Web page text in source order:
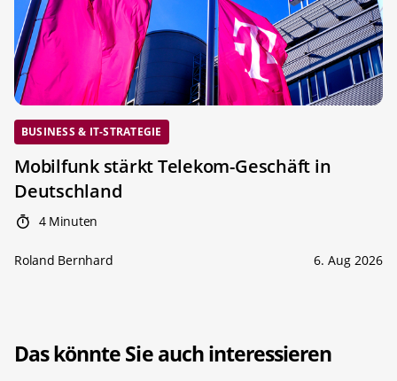
BUSINESS & IT-STRATEGIE
Mobilfunk stärkt Telekom-Geschäft in
Deutschland
4 Minuten
Roland Bernhard 6. Aug 2026
Das könnte Sie auch interessieren